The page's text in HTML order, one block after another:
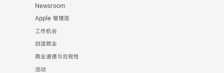
Newsroom
Apple 管理层
工作机会
创造就业
商业道德与合规性
活动